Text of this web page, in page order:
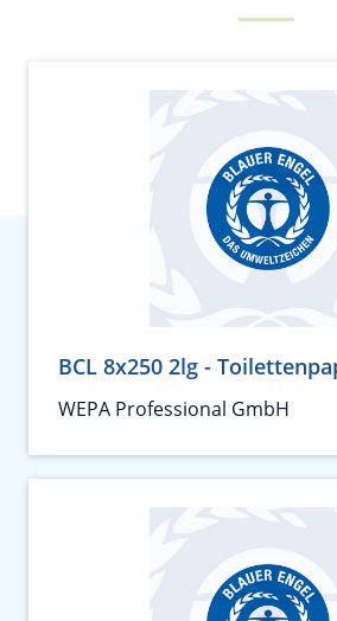
BCL 8x250 2lg -
WEPA Professional GmbH